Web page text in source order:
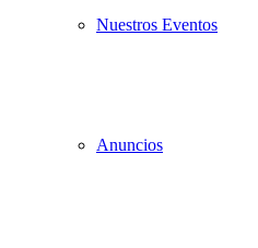
Nuestros Eventos
Anuncios